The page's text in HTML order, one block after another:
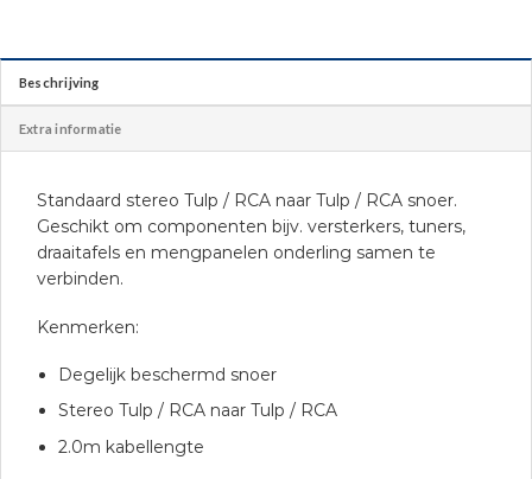
Beschrijving
Extra informatie
Standaard stereo Tulp / RCA naar Tulp / RCA snoer.
Geschikt om componenten bijv. versterkers, tuners,
draaitafels en mengpanelen onderling samen te
verbinden.
Kenmerken:
Degelijk beschermd snoer
Stereo Tulp / RCA naar Tulp / RCA
2.0m kabellengte